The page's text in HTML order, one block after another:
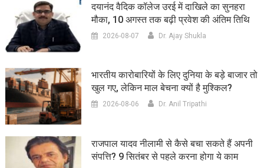
दयानंद वैदिक कॉलेज उरई में दाखिले का सुनहरा
मौका, 10 अगस्त तक बढ़ी प्रवेश की अंतिम तिथि
2026-08-07 Dr. Ajay Shukla
भारतीय कारोबारियों के लिए दुनिया के बड़े बाजार तो
खुल गए, लेकिन माल बेचना क्यों है मुश्किल?
2026-08-06 Dr. Anil Tripathi
राजपाल यादव नीलामी से कैसे बचा सकते हैं अपनी
संपत्ति? 9 सितंबर से पहले करना होगा ये काम